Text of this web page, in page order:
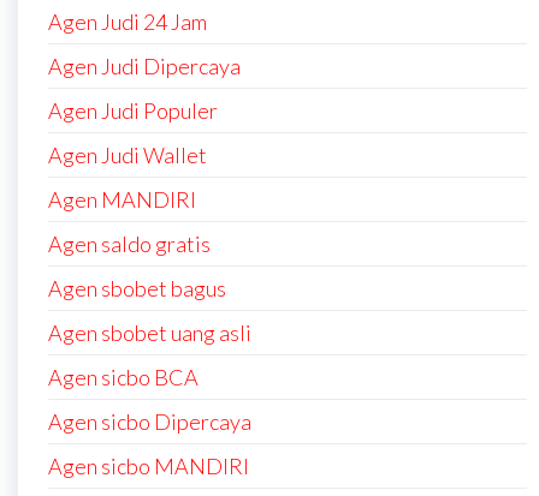
Agen Judi 24 Jam
Agen Judi Dipercaya
Agen Judi Populer
Agen Judi Wallet
Agen MANDIRI
Agen saldo gratis
Agen sbobet bagus
Agen sbobet uang asli
Agen sicbo BCA
Agen sicbo Dipercaya
Agen sicbo MANDIRI